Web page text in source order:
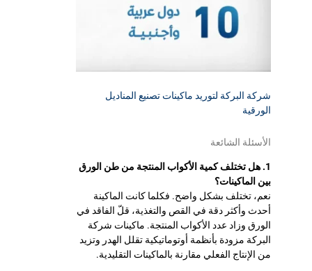
شركة البركة لتوريد ماكينات تصنيع المناديل
الورقية
الأسئلة الشائعة
1. هل تختلف كمية الأكواب المنتجة من طن الورق
بين الماكينات؟
نعم، تختلف بشكل واضح. فكلما كانت الماكينة
أحدث وأكثر دقة في القص والتغذية، قلّ الفاقد في
الورق وزاد عدد الأكواب المنتجة. ماكينات شركة
البركة مزودة بأنظمة أوتوماتيكية تقلل الهدر وتزيد
من الإنتاج الفعلي مقارنة بالماكينات التقليدية.